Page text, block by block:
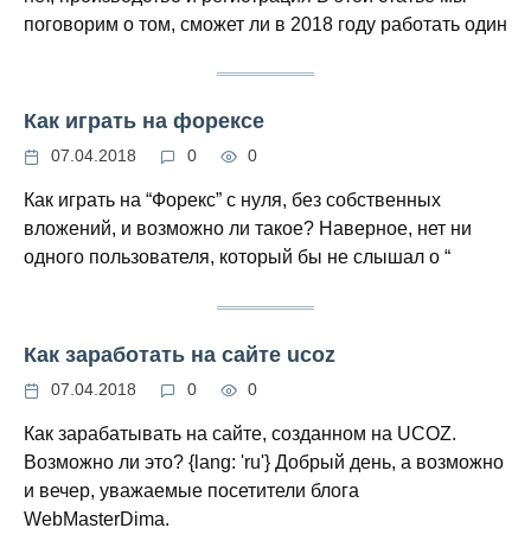
поговорим о том, сможет ли в 2018 году работать один
Как играть на форексе
07.04.2018 0 0
Как играть на “Форекс” с нуля, без собственных
вложений, и возможно ли такое? Наверное, нет ни
одного пользователя, который бы не слышал о “
Как заработать на сайте ucoz
07.04.2018 0 0
Как зарабатывать на сайте, созданном на UCOZ.
Возможно ли это? {lang: 'ru'} Добрый день, а возможно
и вечер, уважаемые посетители блога
WebMasterDima.